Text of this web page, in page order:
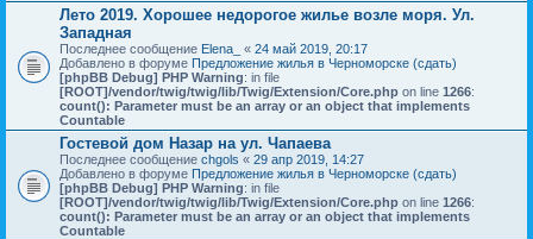
Лето 2019. Хорошее недорогое жилье возле моря. Ул.
Западная
Последнее сообщение Elena_ « 24 май 2019, 20:17
Добавлено в форуме Предложение жилья в Черноморске (сдать)
[phpBB Debug] PHP Warning: in file
[ROOT]/vendor/twig/twig/lib/Twig/Extension/Core.php on line 1266:
count(): Parameter must be an array or an object that implements
Countable
Гостевой дом Назар на ул. Чапаева
Последнее сообщение chgols « 29 апр 2019, 14:27
Добавлено в форуме Предложение жилья в Черноморске (сдать)
[phpBB Debug] PHP Warning: in file
[ROOT]/vendor/twig/twig/lib/Twig/Extension/Core.php on line 1266:
count(): Parameter must be an array or an object that implements
Countable